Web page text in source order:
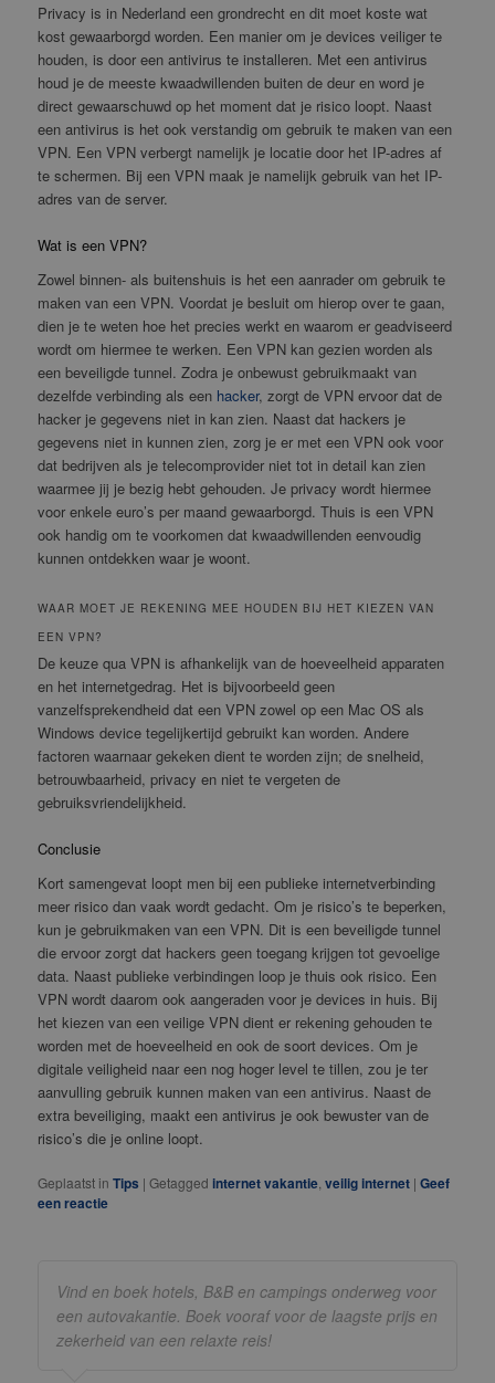
Privacy is in Nederland een grondrecht en dit moet koste wat
kost gewaarborgd worden. Een manier om je devices veiliger te
houden, is door een antivirus te installeren. Met een antivirus
houd je de meeste kwaadwillenden buiten de deur en word je
direct gewaarschuwd op het moment dat je risico loopt. Naast
een antivirus is het ook verstandig om gebruik te maken van een
VPN. Een VPN verbergt namelijk je locatie door het IP-adres af
te schermen. Bij een VPN maak je namelijk gebruik van het IP-
adres van de server.
Wat is een VPN?
Zowel binnen- als buitenshuis is het een aanrader om gebruik te
maken van een VPN. Voordat je besluit om hierop over te gaan,
dien je te weten hoe het precies werkt en waarom er geadviseerd
wordt om hiermee te werken. Een VPN kan gezien worden als
een beveiligde tunnel. Zodra je onbewust gebruikmaakt van
dezelfde verbinding als een hacker, zorgt de VPN ervoor dat de
hacker je gegevens niet in kan zien. Naast dat hackers je
gegevens niet in kunnen zien, zorg je er met een VPN ook voor
dat bedrijven als je telecomprovider niet tot in detail kan zien
waarmee jij je bezig hebt gehouden. Je privacy wordt hiermee
voor enkele euro’s per maand gewaarborgd. Thuis is een VPN
ook handig om te voorkomen dat kwaadwillenden eenvoudig
kunnen ontdekken waar je woont.
WAAR MOET JE REKENING MEE HOUDEN BIJ HET KIEZEN VAN
EEN VPN?
De keuze qua VPN is afhankelijk van de hoeveelheid apparaten
en het internetgedrag. Het is bijvoorbeeld geen
vanzelfsprekendheid dat een VPN zowel op een Mac OS als
Windows device tegelijkertijd gebruikt kan worden. Andere
factoren waarnaar gekeken dient te worden zijn; de snelheid,
betrouwbaarheid, privacy en niet te vergeten de
gebruiksvriendelijkheid.
Conclusie
Kort samengevat loopt men bij een publieke internetverbinding
meer risico dan vaak wordt gedacht. Om je risico’s te beperken,
kun je gebruikmaken van een VPN. Dit is een beveiligde tunnel
die ervoor zorgt dat hackers geen toegang krijgen tot gevoelige
data. Naast publieke verbindingen loop je thuis ook risico. Een
VPN wordt daarom ook aangeraden voor je devices in huis. Bij
het kiezen van een veilige VPN dient er rekening gehouden te
worden met de hoeveelheid en ook de soort devices. Om je
digitale veiligheid naar een nog hoger level te tillen, zou je ter
aanvulling gebruik kunnen maken van een antivirus. Naast de
extra beveiliging, maakt een antivirus je ook bewuster van de
risico’s die je online loopt.
Geplaatst in Tips |Getagged internet vakantie,veilig internet |Geef
een reactie
Vind en boek hotels, B&B en campings onderweg voor
een autovakantie. Boek vooraf voor de laagste prijs en
zekerheid van een relaxte reis!